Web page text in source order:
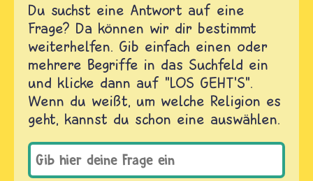
Du suchst eine Antwort auf eine
Frage? Da können wir dir bestimmt
weiterhelfen. Gib einfach einen oder
mehrere Begriffe in das Suchfeld ein
und klicke dann auf "LOS GEHT'S".
Wenn du weißt, um welche Religion es
geht, kannst du schon eine auswählen.